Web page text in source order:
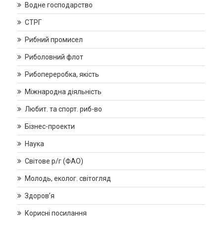
Водне господарство
СТРГ
Рибний промисел
Риболовний флот
Рибопереробка, якість
Міжнародна діяльність
Любит. та спорт. риб-во
Бізнес-проекти
Наука
Світове р/г (ФАО)
Молодь, еколог. світогляд
Здоров’я
Корисні посилання